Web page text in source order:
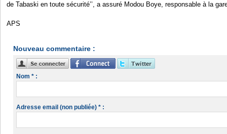
de Tabaski en toute sécurité’’, a assuré Modou Boye, responsable à la
APS
Nouveau commentaire :
Nom * :
Adresse email (non publiée) * :